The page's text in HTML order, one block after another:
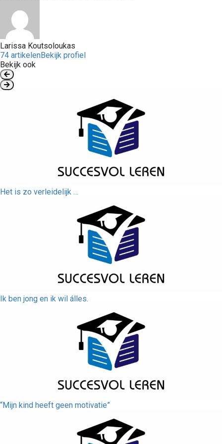
Larissa Koutsoloukas
74 artikelenBekijk profiel
Bekijk ook
Het is zo verleidelijk …
Ik ben jong en ik wil álles.
“Mijn kind heeft geen motivatie”